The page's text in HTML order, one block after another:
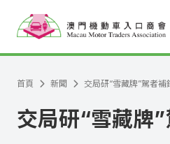
首頁 新聞 交局研“雪藏牌”駕者補
交局研“雪藏牌